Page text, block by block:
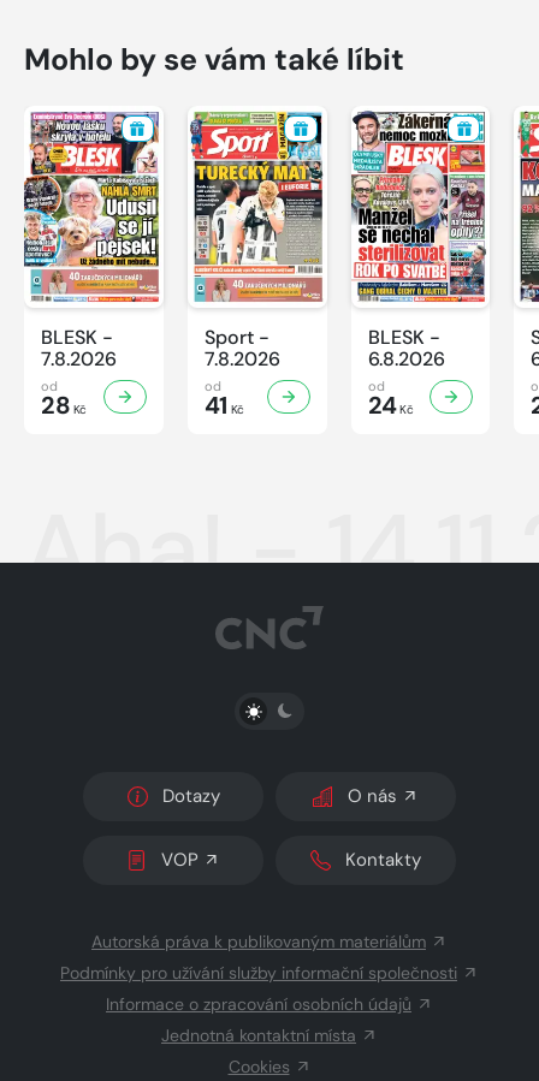
Mohlo by se vám také líbit
BLESK -
7.8.2026
od
28 Kč
Sport -
7.8.2026
od
41 Kč
BLESK -
6.8.2026
od
24Kč
Aha! -
PŘEPNOUT SVĚTLÝ/TMAVÝ REŽIM
Dotazy O nás
VOP Kontakty
Autorská práva k publikovaným materiálům
Podmínky pro užívání služby informační společnosti
Informace o zpracování osobních údajů
Jednotná kontaktní místa
Cookies